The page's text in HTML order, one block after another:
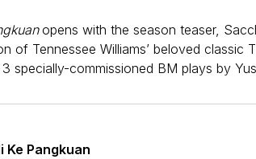
opens with the season teaser,
of Tennessee Williams’ beloved classic
specially-commissioned BM plays by
Ke Pangkuan